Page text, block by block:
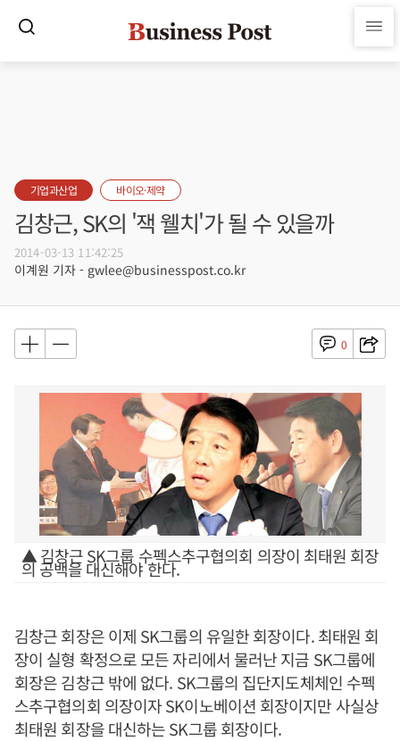
기업과산업 바이오·제약
김창근, SK의 '잭 웰치'가 될 수 있을까
2014-03-13 11:42:25
이계원 기자 - gwlee@businesspost.co.kr
0
▲ 김창근 SK그룹 수펙스추구협의회 의장이 최태원 회장
의 공백을 대신해야 한다.
김창근 회장은 이제 SK그룹의 유일한 회장이다. 최태원 회
장이 실형 확정으로 모든 자리에서 물러난 지금 SK그룹에
회장은 김창근 밖에 없다. SK그룹의 집단지도체체인 수펙
스추구협의회 의장이자 SK이노베이션 회장이지만 사실상
최태원 회장을 대신하는 SK그룹 회장이다.